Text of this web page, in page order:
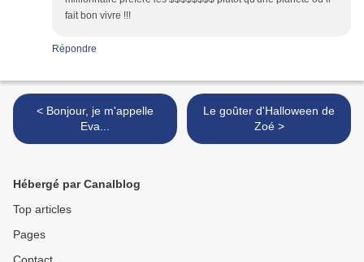
fait bon vivre !!!
Répondre
< Bonjour, je m'appelle
Eva...
Le goûter d'Halloween de
Zoé >
Hébergé par Canalblog
Top articles
Pages